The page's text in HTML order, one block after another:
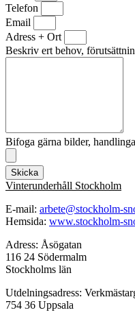
Telefon
Email
Adress + Ort
Beskriv ert behov,
Bifoga gärna bilder,
Skicka
Vinterunderhåll Stockholm
E-mail: arbete@stockholm-
Hemsida: www.stockholm-
Adress: Åsögatan
116 24 Södermalm
Stockholms län
Utdelningsadress:
754 36 Uppsala